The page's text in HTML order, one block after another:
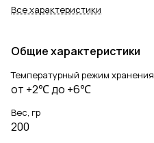
Все характеристики
Общие характеристики
Температурный режим хранения
от +2℃ до +6℃
Вес, гр
200